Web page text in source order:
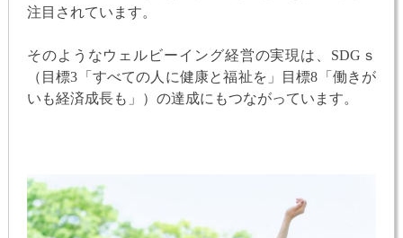
注目されています。
そのようなウェルビーイング経営の実現は、SDGｓ
（目標3「すべての人に健康と福祉を」目標8「働きが
いも経済成長も」）の達成にもつながっています。